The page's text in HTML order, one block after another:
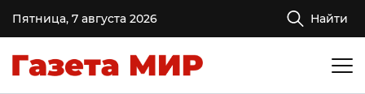
Пятница, 7 августа 2026 Найти